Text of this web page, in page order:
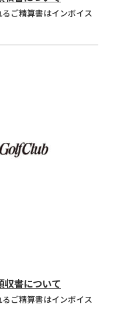
ご精算書はインボイス
収書について
ご精算書はインボイス